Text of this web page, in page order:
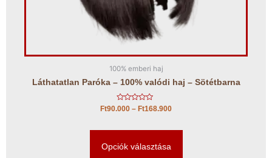
100% emberi haj
Láthatatlan Paróka – 100% valódi haj – Sötétbarna
É
l
Ft90.000 – Ft168.900
Opciók választása